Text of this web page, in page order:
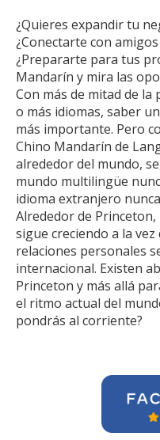
¿Quieres expandir tu
¿Conectarte con
¿Prepararte para tus
Mandarín y mira las
Con más de mitad de
o más idiomas, saber
más importante. Pero
Chino Mandarín de
alrededor del mundo,
mundo multilingüe
idioma extranjero
Alrededor de
sigue creciendo a la
relaciones personales
internacional. Existen
Princeton y más allá
el ritmo actual del
pondrás al corriente?